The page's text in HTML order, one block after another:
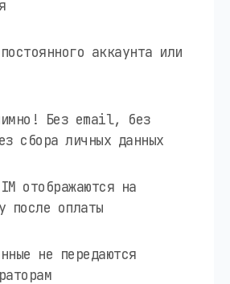
аккаунта или
Без email, без
сбора личных данных
отображаются на
после оплаты
не передаются